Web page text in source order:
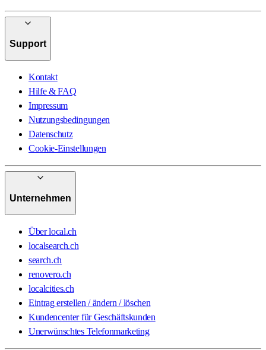
Support
Kontakt
Hilfe & FAQ
Impressum
Nutzungsbedingungen
Datenschutz
Cookie-Einstellungen
Unternehmen
Über local.ch
localsearch.ch
search.ch
renovero.ch
localcities.ch
Eintrag erstellen / ändern / löschen
Kundencenter für Geschäftskunden
Unerwünschtes Telefonmarketing